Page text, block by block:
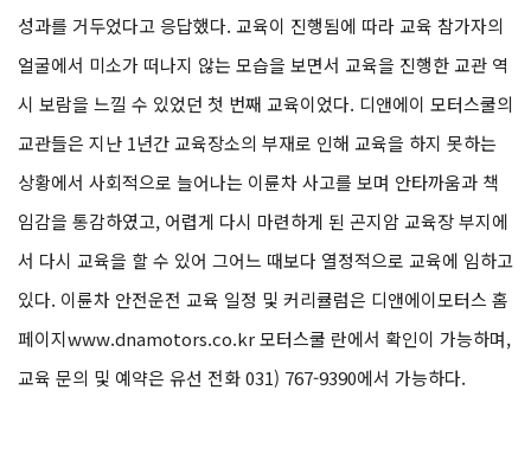
성과를 거두었다고 응답했다. 교육이 진행됨에 따라 교육 참가자의
얼굴에서 미소가 떠나지 않는 모습을 보면서 교육을 진행한 교관 역
시 보람을 느낄 수 있었던 첫 번째 교육이었다. 디앤에이 모터스쿨의
교관들은 지난 1년간 교육장소의 부재로 인해 교육을 하지 못하는
상황에서 사회적으로 늘어나는 이륜차 사고를 보며 안타까움과 책
임감을 통감하였고, 어렵게 다시 마련하게 된 곤지암 교육장 부지에
서 다시 교육을 할 수 있어 그어느 때보다 열정적으로 교육에 임하고
있다. 이륜차 안전운전 교육 일정 및 커리큘럼은 디앤에이모터스 홈
페이지www.dnamotors.co.kr 모터스쿨 란에서 확인이 가능하며,
교육 문의 및 예약은 유선 전화 031) 767-9390에서 가능하다.